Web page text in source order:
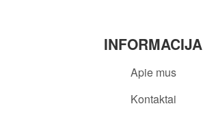
INFORMACIJA
Apie mus
Kontaktai